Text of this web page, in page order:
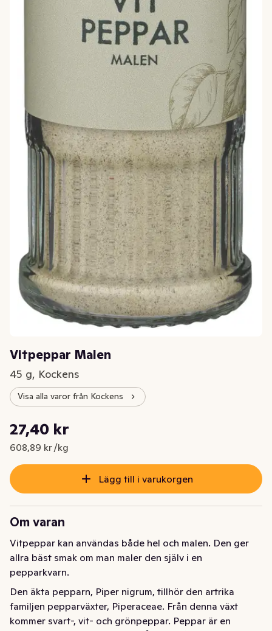
Vitpeppar Malen
45 g, Kockens
Visa alla varor från Kockens
Nuvarande pris är: 27,40 kr
27,40 kr
608,89 kr /kg
Styckpris: 608,89 kr /kg
Lägg till i varukorgen
Om varan
Vitpeppar kan användas både hel och malen. Den ger
allra bäst smak om man maler den själv i en
pepparkvarn.
Den äkta pepparn, Piper nigrum, tillhör den artrika
familjen pepparväxter, Piperaceae. Från denna växt
kommer svart-, vit- och grönpeppar. Peppar är en